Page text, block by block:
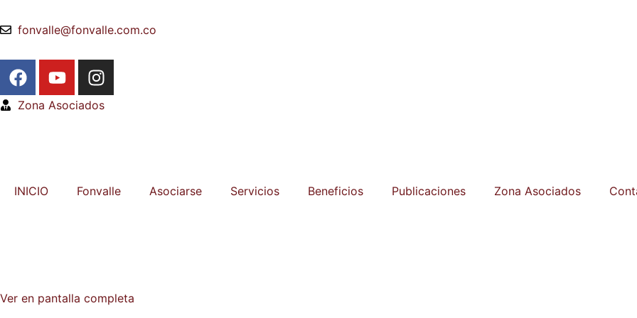
fonvalle@fonvalle.com.co
Zona Asociados
INICIO Fonvalle Asociarse Servicios Beneficios Publicaciones Zona Asociados
Ver en pantalla completa